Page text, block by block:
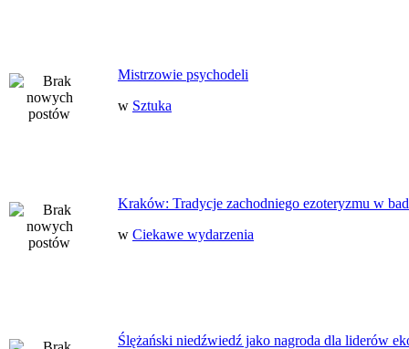
Mistrzowie psychodeli
w Sztuka
Kraków: Tradycje zachodniego ezoteryzmu w
w Ciekawe wydarzenia
Ślężański niedźwiedź jako nagroda dla liderów